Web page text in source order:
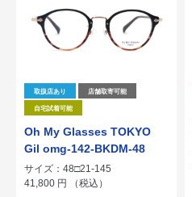
取扱店あり 店舗取寄可能
自宅試着可能
Oh My Glasses TOKYO
Gil omg-142-BKDM-48
サイズ：48□21-145
41,800 円 （税込）